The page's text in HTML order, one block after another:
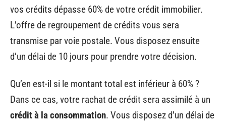
vos crédits dépasse 60% de votre crédit immobilier.
L’offre de regroupement de crédits vous sera
transmise par voie postale. Vous disposez ensuite
d’un délai de 10 jours pour prendre votre décision.
Qu’en est-il si le montant total est inférieur à 60% ?
Dans ce cas, votre rachat de crédit sera assimilé à un
crédit à la consommation. Vous disposez d’un délai de